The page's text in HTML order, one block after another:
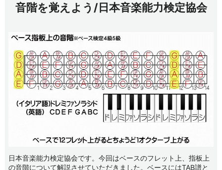
音階を覚えよう/日本音楽能力検定協会
日本音楽能力検定協会です。今回はベースのフレット上、指板上
の音階について解説させていただきました。ベースにはTAB譜と